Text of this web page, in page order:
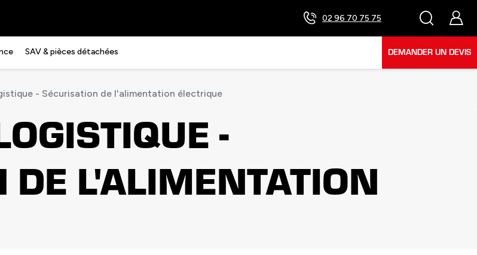
02 96 70 75 75
SAV & pièces détachées DEMANDER UN DEVIS
- Sécurisation de l'alimentation électrique
-
DE L'ALIMENTATION